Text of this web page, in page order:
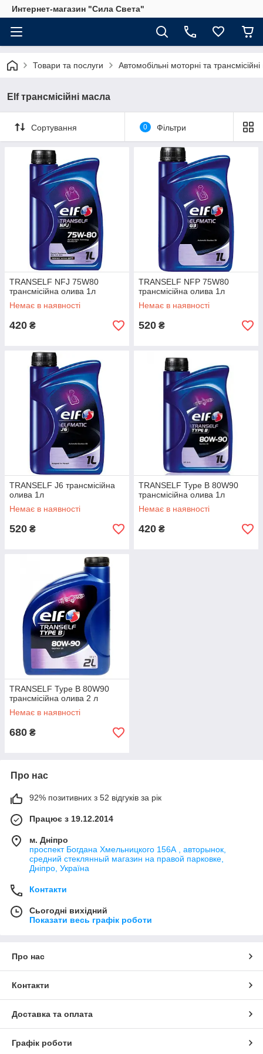
Интернет-магазин "Сила Света"
Товари та послуги Автомобільні моторні та
Elf трансмісійні масла
Сортування 0 Фільтри
TRANSELF NFJ 75W80
трансмісійна олива 1л
Немає в наявності
420 ₴
TRANSELF NFP 75W80
трансмісійна олива 1л
Немає в наявності
520 ₴
TRANSELF J6 трансмісійна
олива 1л
Немає в наявності
520 ₴
TRANSELF Type B 80W90
трансмісійна олива 1л
Немає в наявності
420 ₴
TRANSELF Type B 80W90
трансмісійна олива 2 л
Немає в наявності
680 ₴
Про нас
92% позитивних з 52 відгуків за рік
Працює з 19.12.2014
м. Дніпро
проспект Богдана Хмельницкого 156А , авторынок,
средний стеклянный магазин на правой парковке,
Дніпро, Україна
Контакти
Сьогодні вихідний
Показати весь графік роботи
Про нас
Контакти
Доставка та оплата
Графік роботи